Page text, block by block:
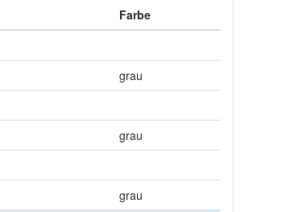
Farbe
grau
grau
grau